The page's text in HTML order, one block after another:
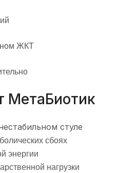
ЖКТ
МетаБиотик
стуле
сбоях
энергии
нагрузки